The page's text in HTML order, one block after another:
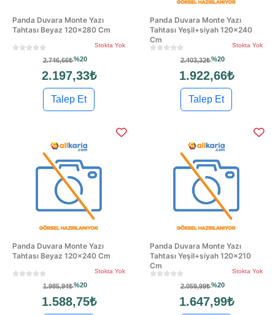
Panda Duvara Monte Yazı
Tahtası Beyaz 120x280 Cm
Stokta Yok
2.746,66₺%20
2.197,33₺
Talep Et
Panda Duvara Monte Yazı
Tahtası Yeşil+siyah 120x240
Cm
Stokta Yok
2.403,32₺%20
1.922,66₺
Talep Et
Panda Duvara Monte Yazı
Tahtası Beyaz 120x240 Cm
Stokta Yok
1.985,94₺%20
1.588,75₺
Panda Duvara Monte Yazı
Tahtası Yeşil+siyah 120x210
Cm
Stokta Yok
2.059,99₺%20
1.647,99₺